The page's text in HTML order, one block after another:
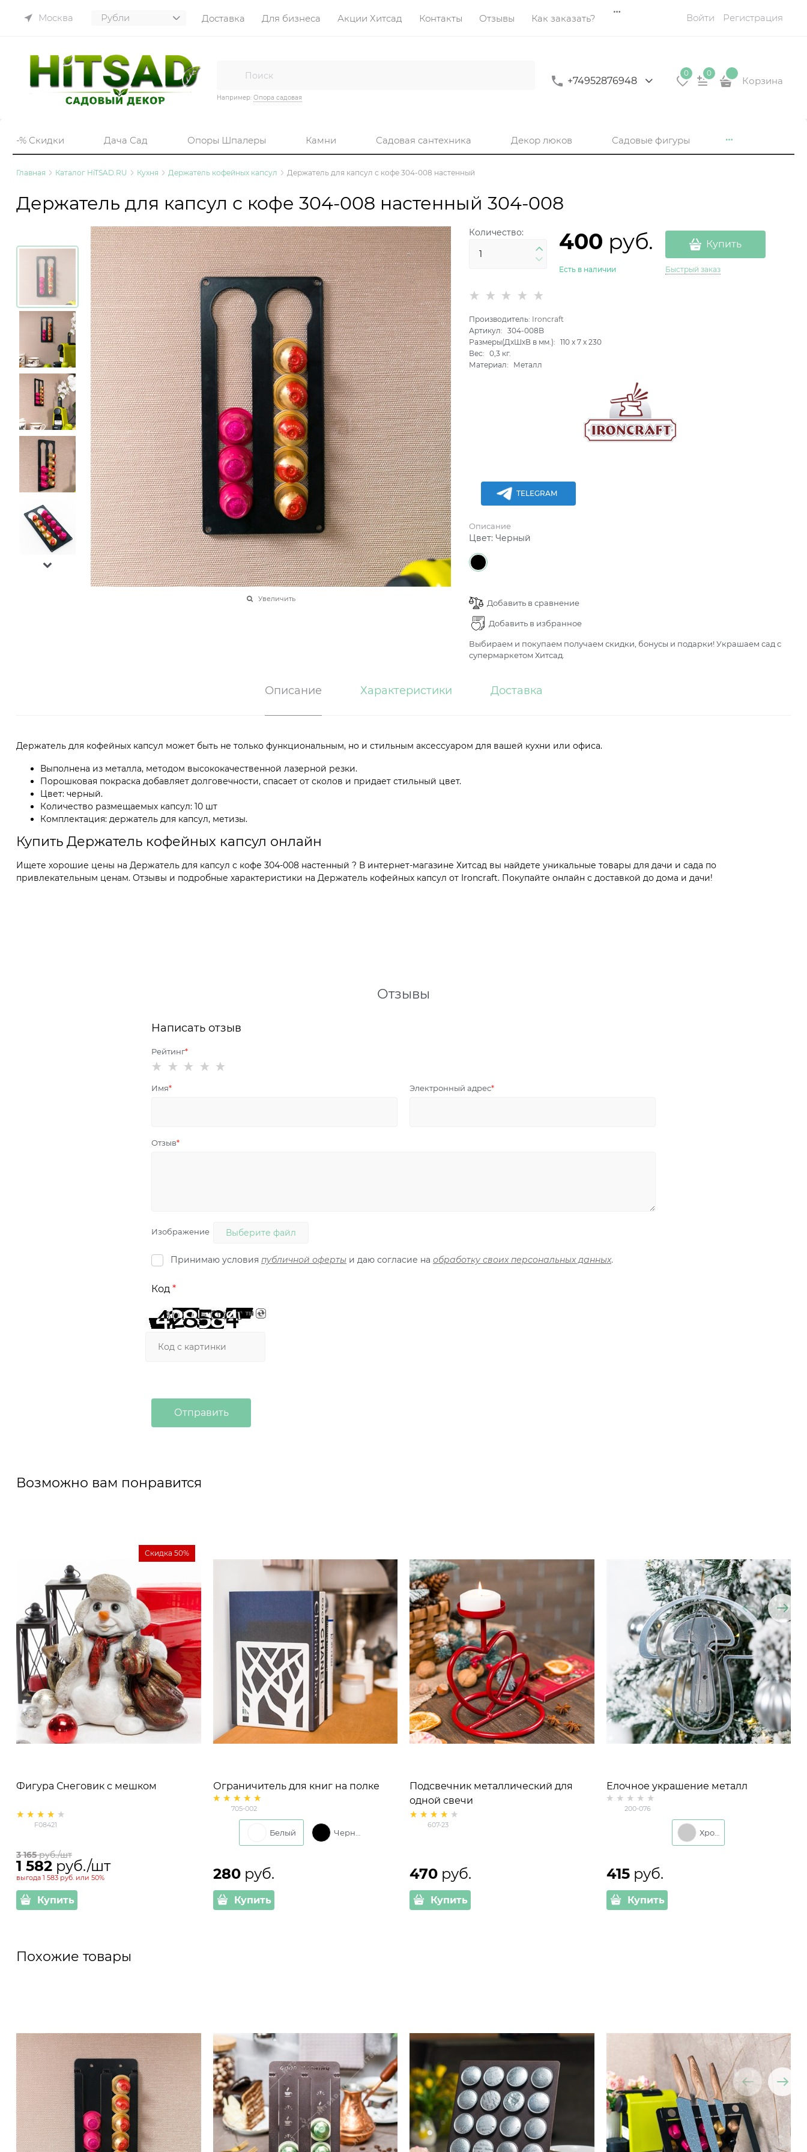
Москва Доставка Для бизнеса Акции Хитсад Контакты Отзывы Как заказать? Войти Регистрация
Например: Опора садовая
+74952876948
0 0
Корзина
-% Скидки Дача Сад Опоры Шпалеры Камни Садовая сантехника Декор люков Садовые фигуры
Главная Каталог HiTSAD.RU Кухня Держатель кофейных капсул Держатель для капсул с кофе 304-008 настенный
Держатель для капсул с кофе 304-008 настенный 304-008
Увеличить
Количество: 400 руб.
Есть в наличии
Купить
Быстрый заказ
Производитель: Ironcraft
Артикул:
304-008B
Размеры(ДхШхВ в мм.):
110 x7 x230
Вес:
0,3 кг.
Материал:
Металл
TELEGRAM
Описание
Цвет:Черный
Добавить в сравнение
Добавить в избранное
Выбираем и покупаем получаем скидки, бонусы и подарки! Украшаем сад с
супермаркетом Хитсад.
Описание Характеристики Доставка
Держатель для кофейных капсул может быть не только функциональным, но и стильным аксессуаром для вашей кухни или офиса.
Выполнена из металла, методом высококачественной лазерной резки.
Порошковая покраска добавляет долговечности, спасает от сколов и придает стильный цвет.
Цвет: черный.
Количество размещаемых капсул: 10 шт
Комплектация: держатель для капсул, метизы.
Купить Держатель кофейных капсул онлайн
Ищете хорошие цены на Держатель для капсул с кофе 304-008 настенный ? В интернет-магазине Хитсад вы найдете уникальные товары для дачи и сада по
привлекательным ценам. Отзывы и подробные характеристики на Держатель кофейных капсул от Ironcraft. Покупайте онлайн с доставкой до дома и дачи!
Отзывы
Написать отзыв
Рейтинг
Имя Электронный адрес
Отзыв
Изображение Выберите файл
Принимаю условия публичной оферты и даю согласие на обработку своих персональных данных.
Код
Возможно вам понравится
Фигура Снеговик с мешком
F08421
Скидка 50%
3 165 руб./шт
1 582 руб./шт
выгода 1 583 руб. или 50%
Купить
Ограничитель для книг на полке
металлический 705-002
705-002
Белый
280 руб.
Купить
Подсвечник металлический для
одной свечи
607-23
470 руб.
Купить
Елочное украшение металл
200-076
415 руб.
Купить
Похожие товары